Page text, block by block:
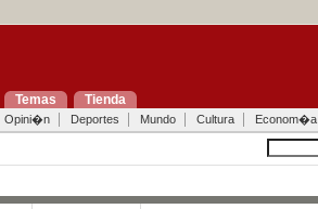
Temas Tienda
Opini�n Deportes Mundo Cultura Econom�a